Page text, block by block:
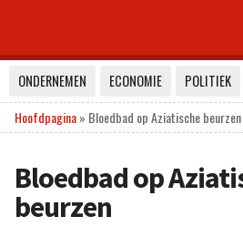
ONDERNEMEN ECONOMIE POLITIEK
Hoofdpagina» Bloedbad op Aziatische beurzen
Bloedbad op
beurzen